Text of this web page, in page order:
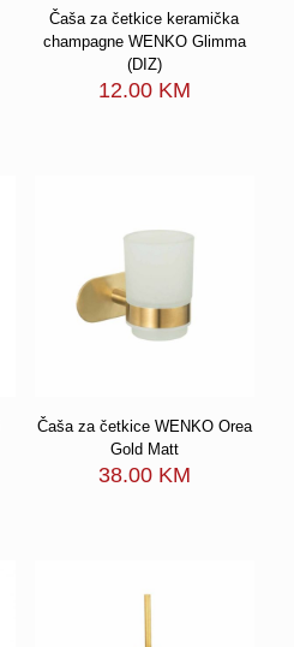
Čaša za četkice keramička
champagne WENKO Glimma
(DIZ)
12.00 KM
Čaša za četkice WENKO Orea
Gold Matt
38.00 KM